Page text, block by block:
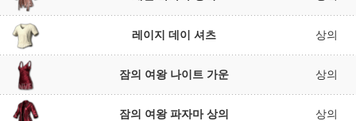
레이지 데이 셔츠 상의
잠의 여왕 나이트 가운 상의
잠의 여왕 파자마 상의 상의